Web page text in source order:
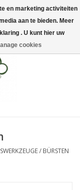
/ BÜRSTEN
en marketing activiteiten
aan te bieden. Meer
. U kunt hier uw
cookies